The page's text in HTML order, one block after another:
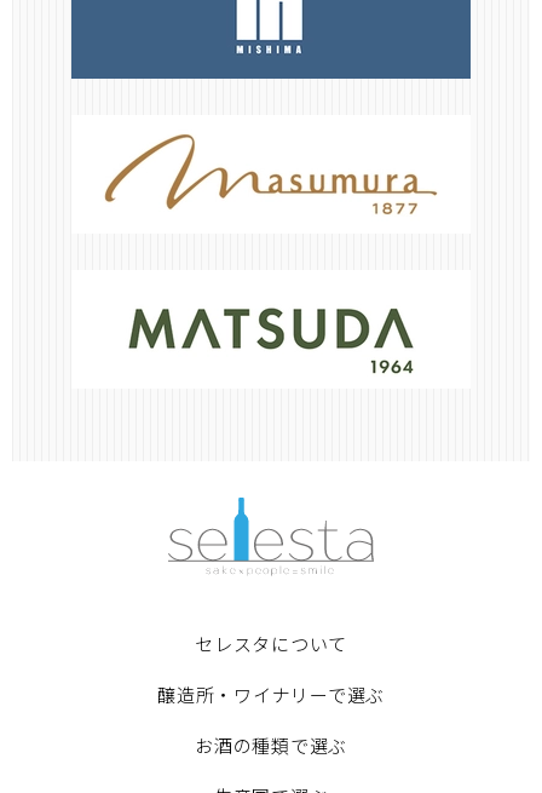
セレスタについて
醸造所・ワイナリーで選ぶ
お酒の種類で選ぶ